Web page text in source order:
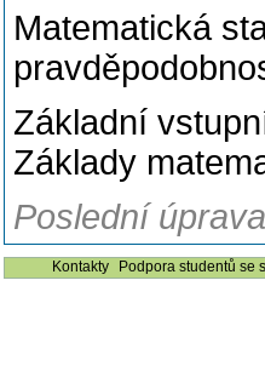
Matematická
Základní
Základy
Poslední
Kontakty
Podpora studentů se